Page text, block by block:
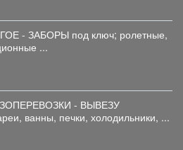
- ЗАБОРЫ под ключ; ролетные,
...
- ВЫВЕЗУ
ванны, печки, холодильники, ...